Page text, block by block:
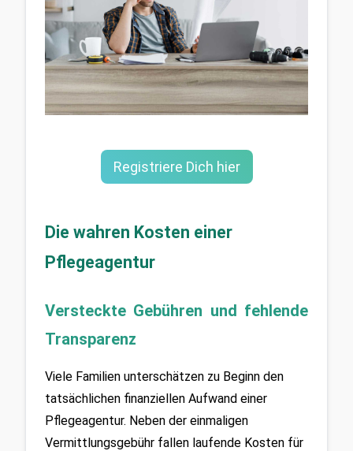
Registriere Dich hier
Die wahren Kosten einer
Pflegeagentur
Versteckte Gebühren und fehlende
Transparenz
Viele Familien unterschätzen zu Beginn den
tatsächlichen finanziellen Aufwand einer
Pflegeagentur. Neben der einmaligen
Vermittlungsgebühr fallen laufende Kosten für